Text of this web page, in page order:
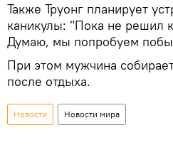
Также Труонг планирует
каникулы: "Пока не решил
Думаю, мы попробуем
При этом мужчина
после отдыха.
Новости Новости мира